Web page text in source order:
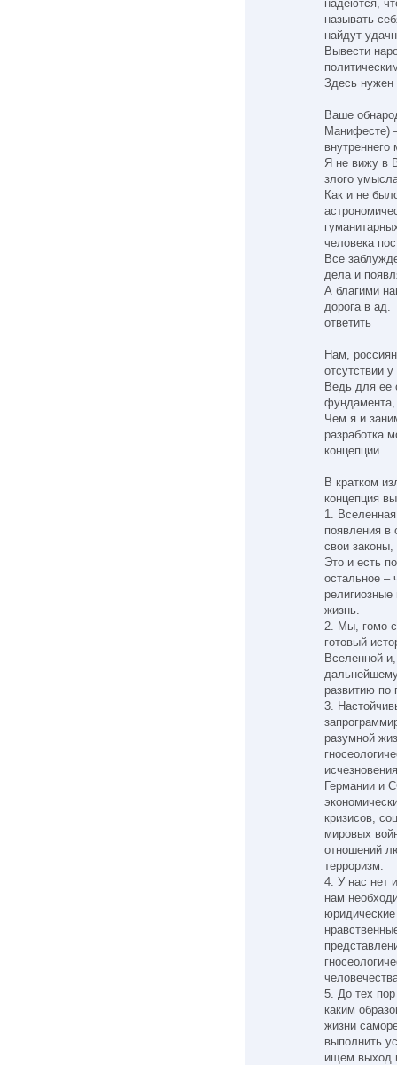
надеются,
называть
найдут
Вывести
Здесь нужен
Ваше
Манифесте)
внутреннего
Я не вижу в
злого
Как и не
человека
Все
дела и
А благими
дорога в ад.
ответить
Нам,
отсутствии
Ведь для ее
фундамента,
Чем я и
разработка
концепции...
В кратком
концепция
1.
появления в
свои
Это и есть
остальное –
жизнь.
2. Мы, гомо
готовый
Вселенной
развитию по
3.
разумной
Германии и
кризисов,
мировых
отношений
терроризм.
4. У нас нет
нам
5. До тех
каким
жизни
выполнить
ищем выход